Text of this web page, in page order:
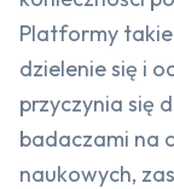
Platformy
dzielenie się i
przyczynia się
badaczami na
naukowych,